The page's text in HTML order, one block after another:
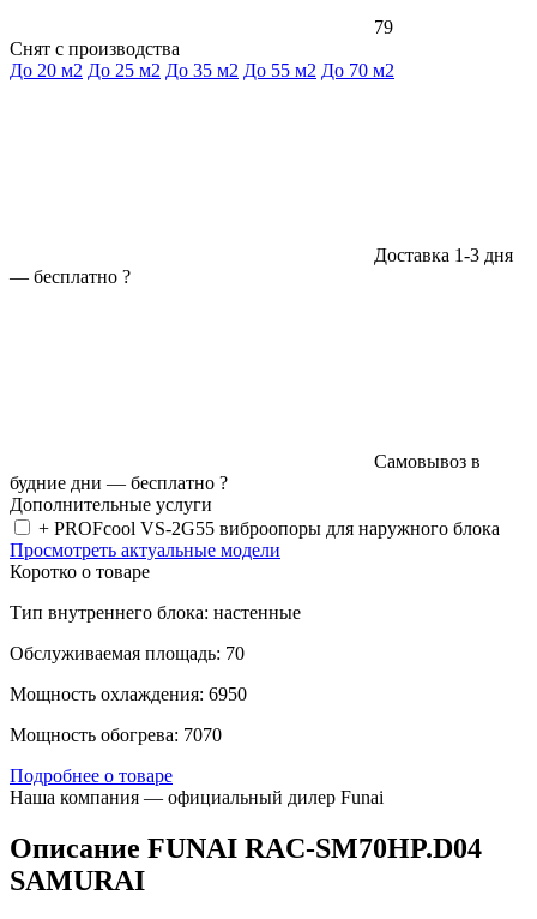
79
Снят с производства
До 20 м2 До 25 м2 До 35 м2 До 55 м2 До 70 м2
Доставка 1-3 дня
— бесплатно ?
Самовывоз в
будние дни — бесплатно ?
Дополнительные услуги
+ PROFcool VS-2G55 виброопоры для наружного блока
Просмотреть актуальные модели
Коротко о товаре
Тип внутреннего блока: настенные
Обслуживаемая площадь: 70
Мощность охлаждения: 6950
Мощность обогрева: 7070
Подробнее о товаре
Наша компания — официальный дилер Funai
Описание FUNAI RAC-SM70HP.D04
SAMURAI